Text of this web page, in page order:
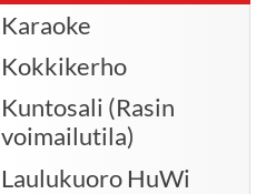
Karaoke
Kokkikerho
Kuntosali (Rasin
voimailutila)
Laulukuoro HuWi